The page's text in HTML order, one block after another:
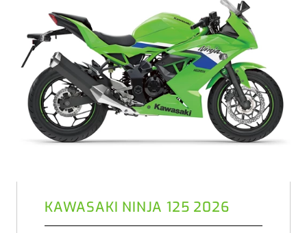
KAWASAKI NINJA 125 2026